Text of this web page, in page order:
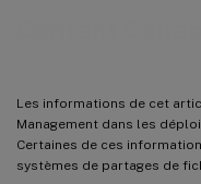
Les informations de cet
Management dans les
Certaines de ces
systèmes de partages de